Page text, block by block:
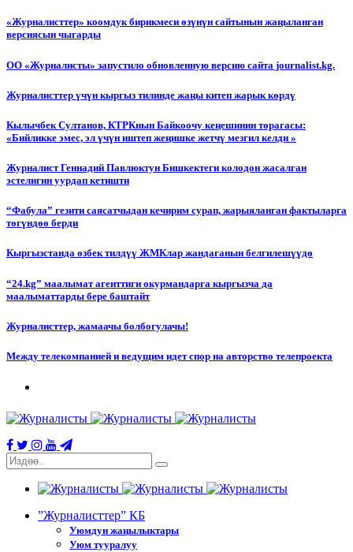
«Журналисттер» коомдук бирикмеси өзүнүн сайтынын жаңыланган
версиясын чыгарды
ОО «Журналисты» запустило обновленную версию сайта journalist.kg.
Журналисттер үчүн кыргыз тилинде жаңы китеп жарык көрдү
Кылычбек Султанов, КТРКнын Байкоочу кеңешинин төрагасы:
«Бийликке эмес, эл үчүн иштеп жеңишке жетчү мезгил келди »
Журналист Геннадий Павлюктун Бишкектеги колодон жасалган
эстелигин уурдап кетишти
“Фабула” гезити саясатчыдан кечирим сурап, жарыяланган фактыларга
төгүндөө берди
Кыргызстанда өзбек тилдүү ЖМКлар жандаганын белгилешүүдө
“24.kg” маалымат агенттиги окурмандарга кыргызча да
маалыматтарды бере баштайт
Журналисттер, жамаачы болбогулачы!
Между телекомпанией и ведущим идет спор на авторство телепроекта
”Журналисттер” КБ
Уюмдун жаңылыктары
Уюм тууралуу